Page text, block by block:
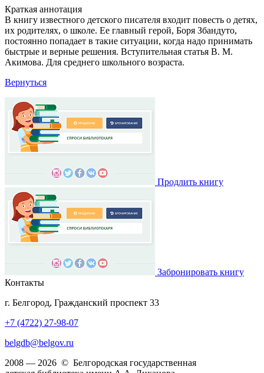
Краткая аннотация
В книгу известного детского писателя входит повесть о детях,
их родителях, о школе. Ее главный герой, Боря Збандуто,
постоянно попадает в такие ситуации, когда надо принимать
быстрые и верные решения. Вступительная статья В. М.
Акимова. Для среднего школьного возраста.
Вернуться
Продлить книгу
Забронировать книгу
Контакты
г. Белгород, Гражданский проспект 33
+7 (4722) 27-98-07
belgdb@belgov.ru
2008 — 2026 © Белгородская государственная